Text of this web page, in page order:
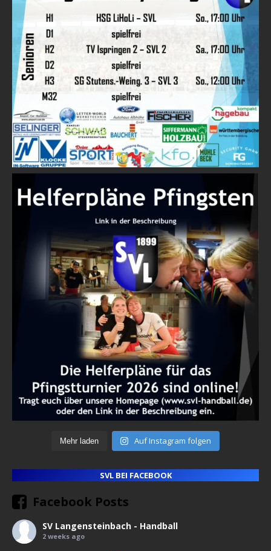
Mehr laden Auf Instagram folgen
SVL BEI FACEBOOK
Facebook Posts
SV Langensteinbach - Handball
2 weeks ago